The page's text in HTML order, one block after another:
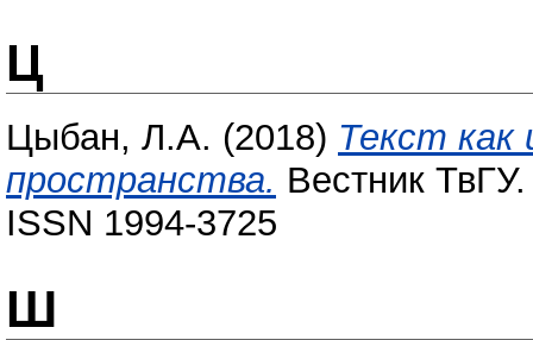
Ц
Цыбан, Л.А. (2018) Текст как
пространства. Вестник
ISSN 1994-3725
Ш